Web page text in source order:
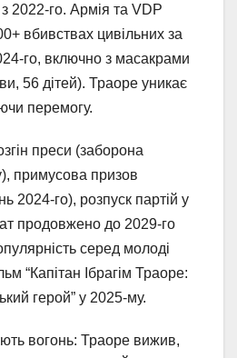
2022-го. Армія та VDP
вбивствах цивільних за
го, включно з масакрами
56 дітей). Траоре уникає
перемогу.
преси (заборона
примусова призов
2024-го), розпуск партій у
продовжено до 2029-го
серед молоді
“Капітан Ібрагім Траоре:
герой” у 2025-му.
вогонь: Траоре вижив,